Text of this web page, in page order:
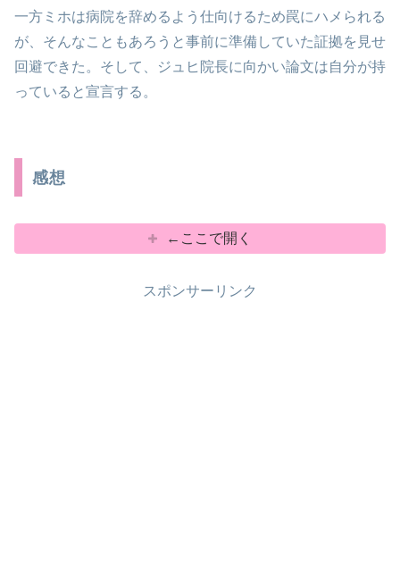
一方ミホは病院を辞めるよう仕向けるため罠にハメられる
が、そんなこともあろうと事前に準備していた証拠を見せ
回避できた。そして、ジュヒ院長に向かい論文は自分が持
っていると宣言する。
感想
←ここで開く
スポンサーリンク